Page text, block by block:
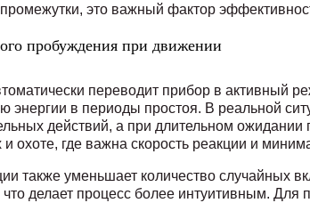
это важный фактор
пробуждения при движении
переводит прибор в активный
энергии в периоды простоя. В реальной
действий, а при длительном
и охоте, где важна скорость реакции и
также уменьшает количество случайных
делает процесс более интуитивным.